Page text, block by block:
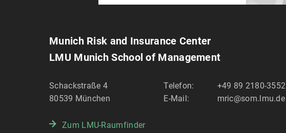
Munich Risk and Insurance Center
LMU Munich School of Management
Schackstraße 4
80539 München
Telefon:
+49 89 2180-3552
E-Mail:
mric@som.lmu.de
Zum LMU-Raumfinder